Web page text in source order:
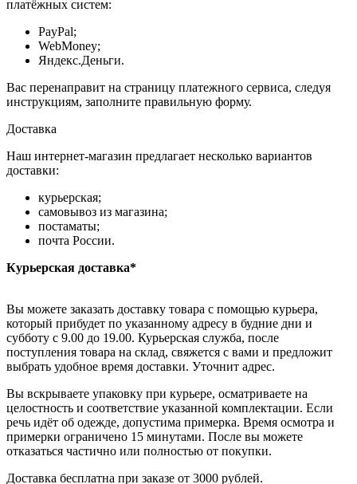
платёжных систем:
PayPal;
WebMoney;
Яндекс.Деньги.
Вас перенаправит на страницу платежного сервиса, следуя
инструкциям, заполните правильную форму.
Доставка
Наш интернет-магазин предлагает несколько вариантов
доставки:
курьерская;
самовывоз из магазина;
постаматы;
почта России.
Курьерская доставка*
Вы можете заказать доставку товара с помощью курьера,
который прибудет по указанному адресу в будние дни и
субботу с 9.00 до 19.00. Курьерская служба, после
поступления товара на склад, свяжется с вами и предложит
выбрать удобное время доставки. Уточнит адрес.
Вы вскрываете упаковку при курьере, осматриваете на
целостность и соответствие указанной комплектации. Если
речь идёт об одежде, допустима примерка. Время осмотра и
примерки ограничено 15 минутами. После вы можете
отказаться частично или полностью от покупки.
Доставка бесплатна при заказе от 3000 рублей.